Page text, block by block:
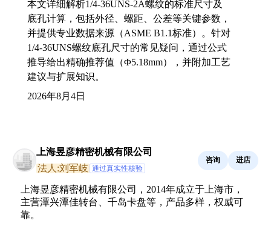
本文详细解析1/4-36UNS-2A螺纹的标准尺寸及
底孔计算，包括外径、螺距、公差等关键参数，
并提供专业数据来源（ASME B1.1标准）。针对
1/4-36UNS螺纹底孔尺寸的常见疑问，通过公式
推导给出精确推荐值（Φ5.18mm），并附加工艺
建议与扩展知识。
2026年8月4日
上海昱彦精密机械有限公司
法人:刘军岐 通过真实性核验
咨询 进店
上海昱彦精密机械有限公司，2014年成立于上海市，
主营潭兴潭佳转台、千岛卡盘等，产品多样，权威可
靠。